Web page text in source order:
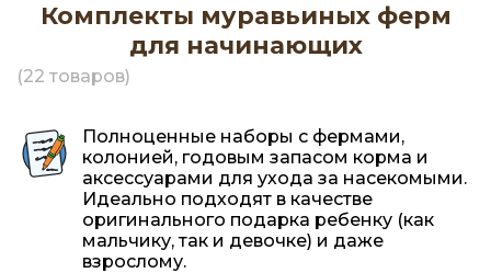
Комплекты муравьиных ферм
для начинающих
(22 товаров)
Полноценные наборы с фермами,
колонией, годовым запасом корма и
аксессуарами для ухода за насекомыми.
Идеально подходят в качестве
оригинального подарка ребенку (как
мальчику, так и девочке) и даже
взрослому.